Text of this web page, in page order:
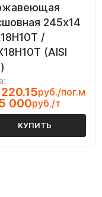
245х14
/
(AISI
руб./пог.м
000руб./т
КУПИТЬ